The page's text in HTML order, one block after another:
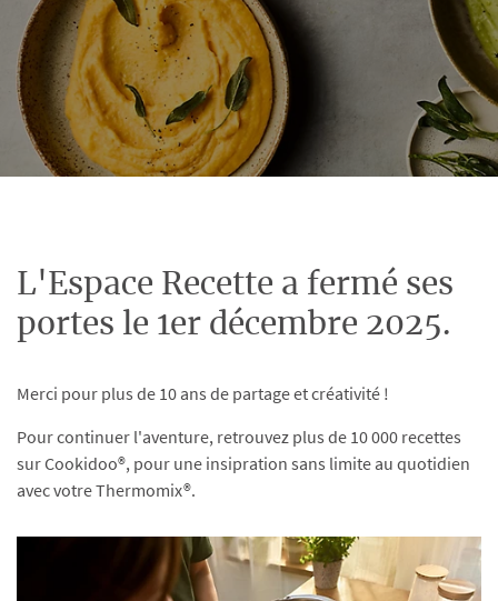
L'Espace Recette a fermé ses
portes le 1er décembre 2025.
Merci pour plus de 10 ans de partage et créativité !
Pour continuer l'aventure, retrouvez plus de 10 000 recettes
sur Cookidoo®, pour une insipration sans limite au quotidien
avec votre Thermomix®.